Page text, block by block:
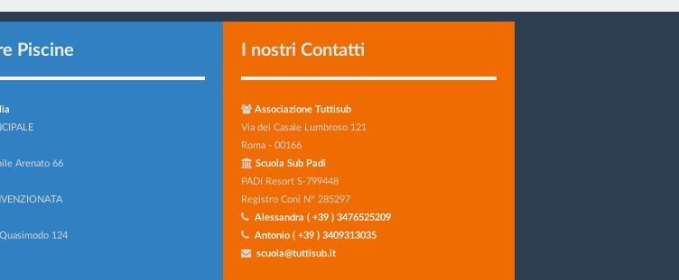
Piscine
Arenato 66
124
I nostri Contatti
Associazione Tuttisub
Via del Casale Lumbroso 121
Roma - 00166
Scuola Sub Padi
PADI Resort S-799448
Registro Coni N° 285297
Alessandra ( +39 ) 3476525209
Antonio ( +39 ) 3409313035
scuola@tuttisub.it